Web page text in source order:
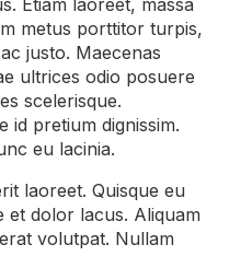
metus porttitor turpis,
justo. Maecenas
ultrices odio posuere
scelerisque.
id pretium dignissim.
eu lacinia.
laoreet. Quisque eu
et dolor lacus. Aliquam
volutpat. Nullam